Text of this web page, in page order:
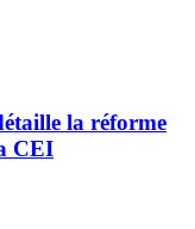
la réforme
CEI